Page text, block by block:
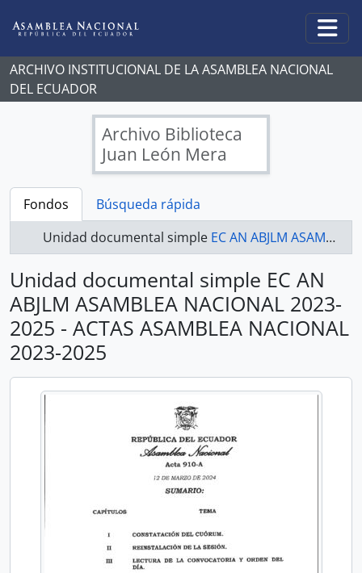
ARCHIVO INSTITUCIONAL DE LA ASAMBLEA NACIONAL
DEL ECUADOR
Archivo Biblioteca
Juan León Mera
Fondos
Búsqueda rápida
Unidad documental simple EC AN ABJLM ASAMBLEA NACIONAL 2023-2025 - ACTAS ASAMBLEA NACIONAL 2023-2025
Unidad documental simple EC AN
ABJLM ASAMBLEA NACIONAL 2023-
2025 - ACTAS ASAMBLEA NACIONAL
2023-2025